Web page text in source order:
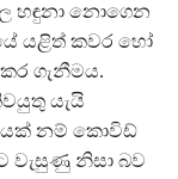
හඳුනා නොගෙන
යළිත් කවර හෝ
ගැනීමය.
යැයි
නම් කොවිඩ්
වැසුණු නිසා බව